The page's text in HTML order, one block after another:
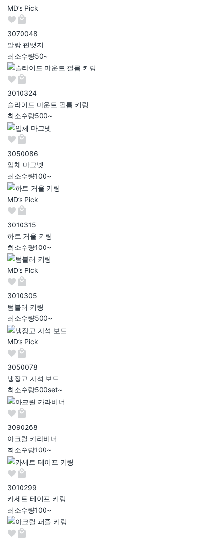
MD’s Pick
3070048
말랑 핀뱃지
최소수량50~
3010324
슬라이드 마운트 필름 키링
최소수량500~
3050086
입체 마그넷
최소수량100~
MD’s Pick
3010315
하트 거울 키링
최소수량100~
MD’s Pick
3010305
텀블러 키링
최소수량500~
MD’s Pick
3050078
냉장고 자석 보드
최소수량500set~
3090268
아크릴 카라비너
최소수량100~
3010299
카세트 테이프 키링
최소수량100~